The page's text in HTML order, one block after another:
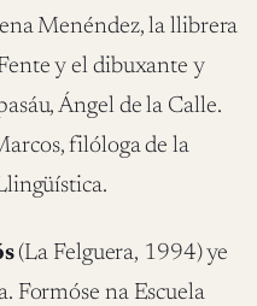
Menéndez, la llibrera
y el dibuxante y
Ángel de la Calle.
filóloga de la
(La Felguera, 1994) ye
Formóse na Escuela